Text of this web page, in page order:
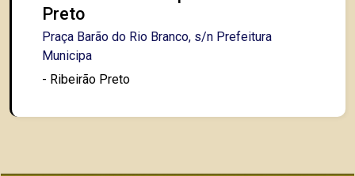
Preto
Praça Barão do Rio Branco, s/n Prefeitura
Municipa
- Ribeirão Preto